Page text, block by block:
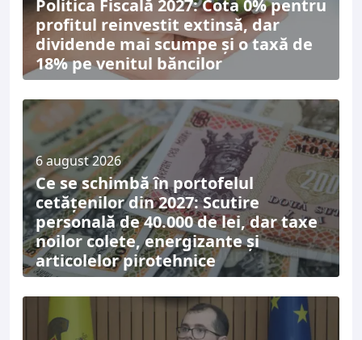
Politica Fiscală 2027: Cota 0% pentru
profitul reinvestit extinsă, dar
dividende mai scumpe și o taxă de
18% pe venitul băncilor
6 august 2026
Ce se schimbă în portofelul
cetățenilor din 2027: Scutire
personală de 40.000 de lei, dar taxe
noilor colete, energizante și
articolelor pirotehnice